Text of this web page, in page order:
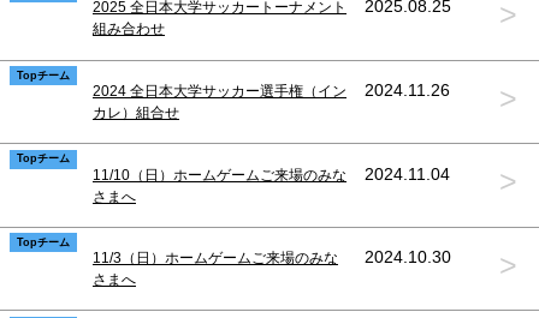
2025 全日本大学サッカートーナメント
組み合わせ
2025.08.25 >
Topチーム
2024 全日本大学サッカー選手権（イン
カレ）組合せ
2024.11.26 >
Topチーム
11/10（日）ホームゲームご来場のみな
さまへ
2024.11.04 >
Topチーム
11/3（日）ホームゲームご来場のみな
さまへ
2024.10.30 >